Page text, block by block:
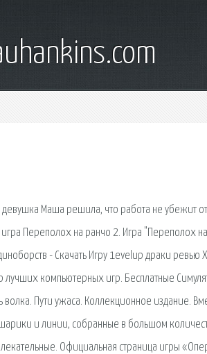
девушка Маша решила, что работа не убежит
Переполох на ранчо 2. Игра "Переполох
- Скачать Игру 1evelup драки ревью
компьютерных игр. Бесплатные
волка. Пути ужаса. Коллекционное издание.
и линии, собранные в большом
Официальная страница игры